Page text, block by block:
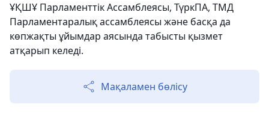
ҰҚШҰ Парламенттік Ассамблеясы, ТүркПА, ТМД
Парламентаралық ассамблеясы және басқа да
көпжақты ұйымдар аясында табысты қызмет
атқарып келеді.
Мақаламен бөлісу